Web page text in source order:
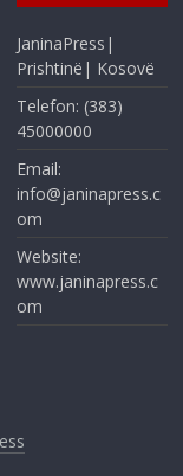
JaninaPress|
Prishtinë| Kosovë
Telefon: (383)
45000000
Email:
info@janinapress.c
om
Website:
www.janinapress.c
om